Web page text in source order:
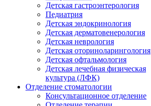
Детская гастроэнтерология
Педиатрия
Детская эндокринология
Детская дерматовенерология
Детская неврология
Детская оториноларингология
Детская офтальмология
Детская лечебная физическая
культура (ЛФК)
Отделение стоматологии
Консультационное отделение